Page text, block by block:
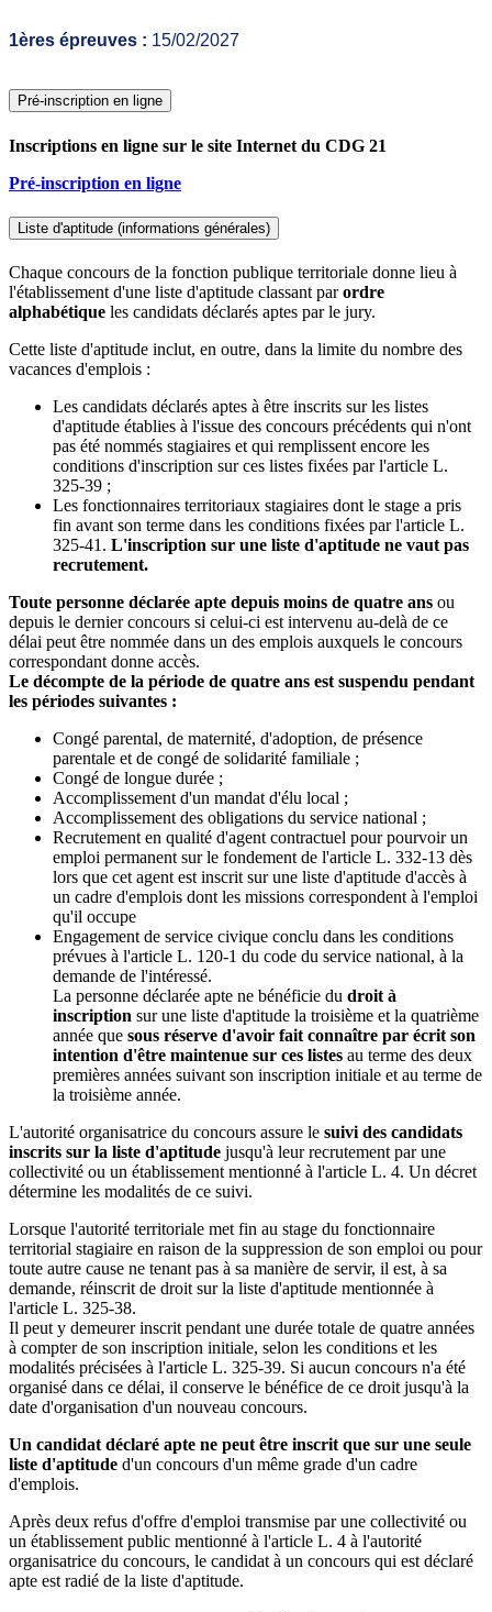
1ères épreuves : 15/02/2027
Pré-inscription en ligne
Inscriptions en ligne sur le site Internet du CDG 21
Pré-inscription en ligne
Liste d'aptitude (informations générales)
Chaque concours de la fonction publique territoriale donne lieu à
l'établissement d'une liste d'aptitude classant parordre
alphabétique les candidats déclarés aptes par le jury.
Cette liste d'aptitude inclut, en outre, dans la limite du nombre des
vacances d'emplois :
Les candidats déclarés aptes à être inscrits sur les listes
d'aptitude établies à l'issue des concours précédents qui n'ont
pas été nommés stagiaires et qui remplissent encore les
conditions d'inscription sur ces listes fixées par l'article L.
325-39 ;
Les fonctionnaires territoriaux stagiaires dont le stage a pris
fin avant son terme dans les conditions fixées par l'article L.
325-41. L'inscription sur une liste d'aptitude ne vaut pas
recrutement.
Toute personne déclarée apte depuis moins de quatre ans ou
depuis le dernier concours si celui-ci est intervenu au-delà de ce
délai peut être nommée dans un des emplois auxquels le concours
correspondant donne accès.
Le décompte de la période de quatre ans est suspendu pendant
les périodes suivantes :
Congé parental, de maternité, d'adoption, de présence
parentale et de congé de solidarité familiale ;
Congé de longue durée ;
Accomplissement d'un mandat d'élu local ;
Accomplissement des obligations du service national ;
Recrutement en qualité d'agent contractuel pour pourvoir un
emploi permanent sur le fondement de l'article L. 332-13 dès
lors que cet agent est inscrit sur une liste d'aptitude d'accès à
un cadre d'emplois dont les missions correspondent à l'emploi
qu'il occupe
Engagement de service civique conclu dans les conditions
prévues à l'article L. 120-1 du code du service national, à la
demande de l'intéressé.
La personne déclarée apte ne bénéficie du droit à
inscription sur une liste d'aptitude la troisième et la quatrième
année que sous réserve d'avoir fait connaître par écrit son
intention d'être maintenue sur ces listes au terme des deux
premières années suivant son inscription initiale et au terme de
la troisième année.
L'autorité organisatrice du concours assure le suivi des candidats
inscrits sur la liste d'aptitude jusqu'à leur recrutement par une
collectivité ou un établissement mentionné à l'article L. 4. Un décret
détermine les modalités de ce suivi.
Lorsque l'autorité territoriale met fin au stage du fonctionnaire
territorial stagiaire en raison de la suppression de son emploi ou pour
toute autre cause ne tenant pas à sa manière de servir, il est, à sa
demande, réinscrit de droit sur la liste d'aptitude mentionnée à
l'article L. 325-38.
Il peut y demeurer inscrit pendant une durée totale de quatre années
à compter de son inscription initiale, selon les conditions et les
modalités précisées à l'article L. 325-39. Si aucun concours n'a été
organisé dans ce délai, il conserve le bénéfice de ce droit jusqu'à la
date d'organisation d'un nouveau concours.
Un candidat déclaré apte ne peut être inscrit que sur une seule
liste d'aptitude d'un concours d'un même grade d'un cadre
d'emplois.
Après deux refus d'offre d'emploi transmise par une collectivité ou
un établissement public mentionné à l'article L. 4 à l'autorité
organisatrice du concours, le candidat à un concours qui est déclaré
apte est radié de la liste d'aptitude.